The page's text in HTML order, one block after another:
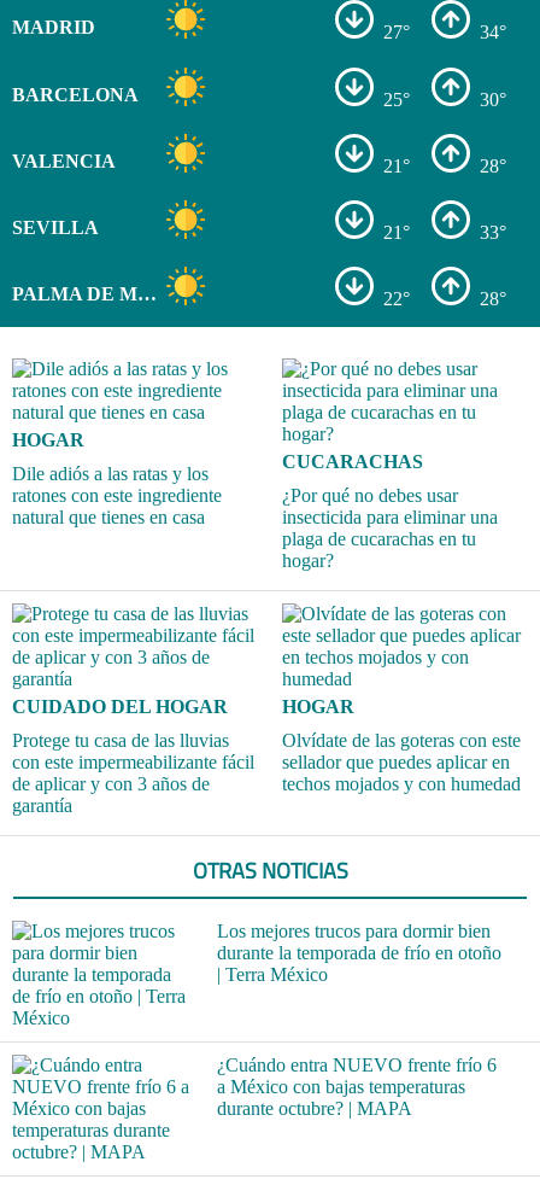
MADRID 27° 34°
BARCELONA 25° 30°
VALENCIA 21° 28°
SEVILLA 21° 33°
PALMA DE MALLORCA 22° 28°
HOGAR
Dile adiós a las ratas y los
ratones con este ingrediente
natural que tienes en casa
CUCARACHAS
¿Por qué no debes usar
insecticida para eliminar una
plaga de cucarachas en tu
hogar?
CUIDADO DEL HOGAR
Protege tu casa de las lluvias
con este impermeabilizante fácil
de aplicar y con 3 años de
garantía
HOGAR
Olvídate de las goteras con este
sellador que puedes aplicar en
techos mojados y con humedad
OTRAS NOTICIAS
Los mejores trucos para dormir bien
durante la temporada de frío en otoño
| Terra México
¿Cuándo entra NUEVO frente frío 6
a México con bajas temperaturas
durante octubre? | MAPA